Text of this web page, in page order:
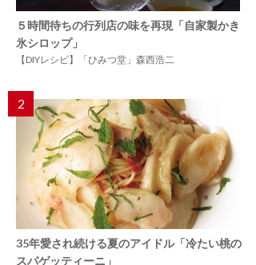
５時間待ちの行列店の味を再現「自家製かき
氷シロップ」
【DIYレシピ】「ひみつ堂」森西浩二
2
35年愛され続ける夏のアイドル「冷たい桃の
スパゲッティーニ」